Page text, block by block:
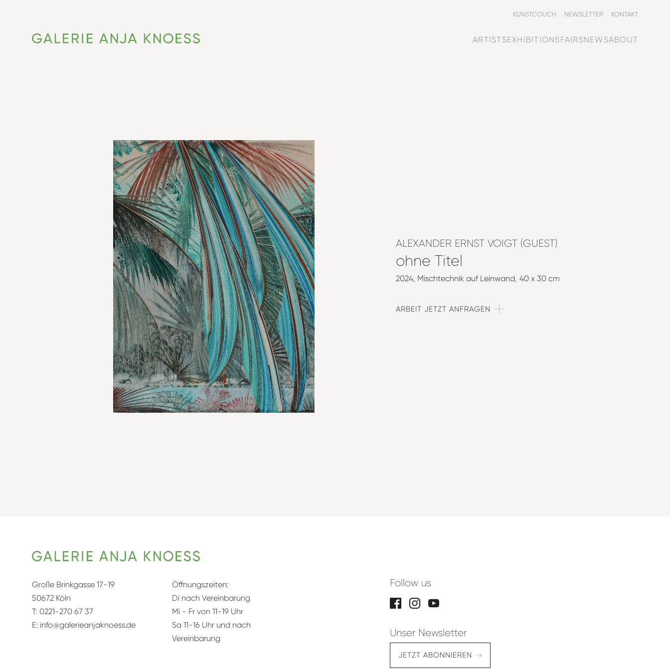
ARTISTSEXHIBITIONSFAIRSNEWSABOUT
KUNSTCOUCH NEWSLETTER KONTAKT
ALEXANDER ERNST VOIGT (GUEST)
ohne Titel
2024 Mischtechnik auf Leinwand 40 x 30 cm
ARBEIT JETZT ANFRAGEN
Große Brinkgasse 17-19
50672 Köln
T: 0221-270 67 37
E: info@galerieanjaknoess.de
Öffnungszeiten:
Di nach Vereinbarung
Mi - Fr von 11-19 Uhr
Sa 11-16 Uhr und nach
Vereinbarung
Follow us
Unser Newsletter
JETZT ABONNIEREN